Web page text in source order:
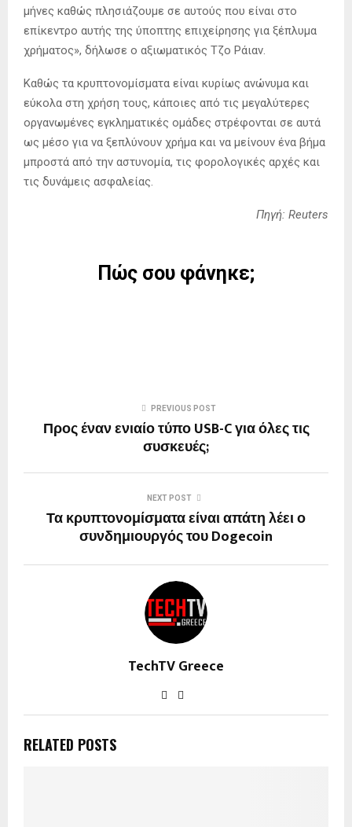
μήνες καθώς πλησιάζουμε σε αυτούς που είναι στο
επίκεντρο αυτής της ύποπτης επιχείρησης για ξέπλυμα
χρήματος», δήλωσε ο αξιωματικός Τζο Ράιαν.
Καθώς τα κρυπτονομίσματα είναι κυρίως ανώνυμα και
εύκολα στη χρήση τους, κάποιες από τις μεγαλύτερες
οργανωμένες εγκληματικές ομάδες στρέφονται σε αυτά
ως μέσο για να ξεπλύνουν χρήμα και να μείνουν ένα βήμα
μπροστά από την αστυνομία, τις φορολογικές αρχές και
τις δυνάμεις ασφαλείας.
Πηγή: Reuters
Πώς σου φάνηκε;
PREVIOUS POST
Προς έναν ενιαίο τύπο USB-C για όλες τις
συσκευές;
NEXT POST
Τα κρυπτονομίσματα είναι απάτη λέει ο
συνδημιουργός του Dogecoin
TechTV Greece
RELATED POSTS